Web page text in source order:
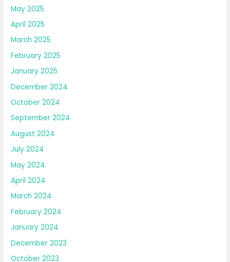
May 2025
April 2025
March 2025
February 2025
January 2025
December 2024
October 2024
September 2024
August 2024
July 2024
May 2024
April 2024
March 2024
February 2024
January 2024
December 2023
October 2023